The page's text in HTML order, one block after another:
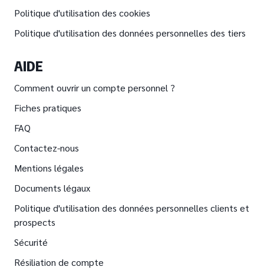
Politique d'utilisation des cookies
Politique d'utilisation des données personnelles des tiers
AIDE
Comment ouvrir un compte personnel ?
Fiches pratiques
FAQ
Contactez-nous
Mentions légales
Documents légaux
Politique d'utilisation des données personnelles clients et
prospects
Sécurité
Résiliation de compte